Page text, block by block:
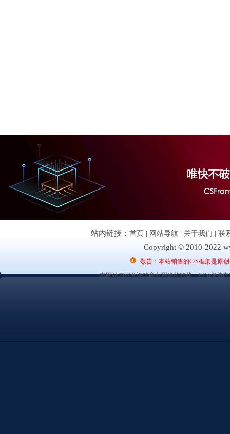
站内链接： 首页 | 网站导航 | 关于我们 | 联
Copyright © 2010-2022
敬告：本站销售的C/S框架是原
本网站内容允许非商业用途的转载，但须保持